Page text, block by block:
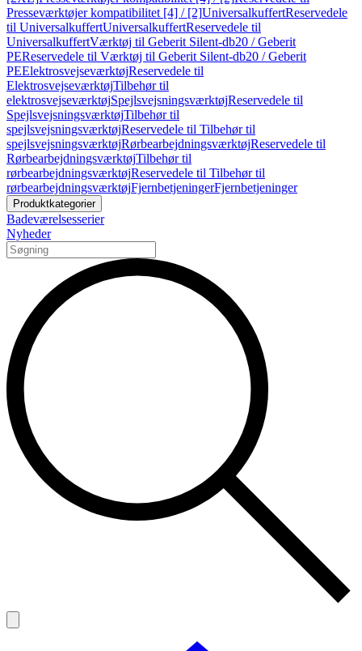
Presseværktøjer kompatibilitet [4] / [2]UniversalkuffertReservedele
til UniversalkuffertUniversalkuffertReservedele til
UniversalkuffertVærktøj til Geberit Silent-db20 / Geberit
PEReservedele til Værktøj til Geberit Silent-db20 / Geberit
PEElektrosvejseværktøjReservedele til
ElektrosvejseværktøjTilbehør til
elektrosvejseværktøjSpejlsvejsningsværktøjReservedele til
SpejlsvejsningsværktøjTilbehør til
spejlsvejsningsværktøjReservedele til Tilbehør til
spejlsvejsningsværktøjRørbearbejdningsværktøjReservedele til
RørbearbejdningsværktøjTilbehør til
rørbearbejdningsværktøjReservedele til Tilbehør til
rørbearbejdningsværktøjFjernbetjeningerFjernbetjeninger
Produktkategorier
Badeværelsesserier
Nyheder